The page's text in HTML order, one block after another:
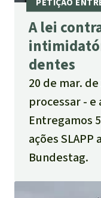
A lei
dentes
20 de mar. de
processar - e
Entregamos
ações
Bundestag.